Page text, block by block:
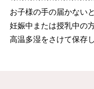
お子様の手の届かない
妊娠中または授乳中の
高温多湿をさけて保存